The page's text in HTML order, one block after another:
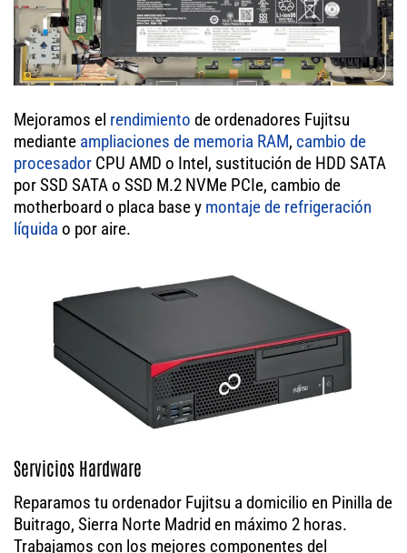
Mejoramos el rendimiento de ordenadores Fujitsu
mediante ampliaciones de memoria RAM, cambio de
procesador CPU AMD o Intel, sustitución de HDD SATA
por SSD SATA o SSD M.2 NVMe PCIe, cambio de
motherboard o placa base y montaje de refrigeración
líquida o por aire.
Servicios Hardware
Reparamos tu ordenador Fujitsu a domicilio en Pinilla de
Buitrago, Sierra Norte Madrid en máximo 2 horas.
Trabajamos con los mejores componentes del